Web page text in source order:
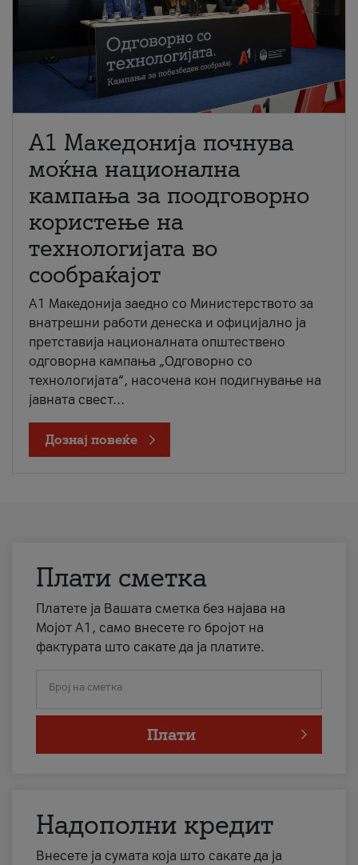
A1 Македонија почнува
моќна национална
кампања за поодговорно
користење на
технологијата во
сообраќајот
A1 Македонија заедно со Министерството за
внатрешни работи денеска и официјално ја
претставија националната општествено
одговорна кампања „Одговорно со
технологијата“, насочена кон подигнување на
јавната свест...
Дознај повеќе
Плати сметка
Платете ја Вашата сметка без најава на
Мојот А1, само внесете го бројот на
фактурата што сакате да ја платите.
Број на сметка
Плати
Надополни кредит
Внесете ја сумата која што сакате да ја